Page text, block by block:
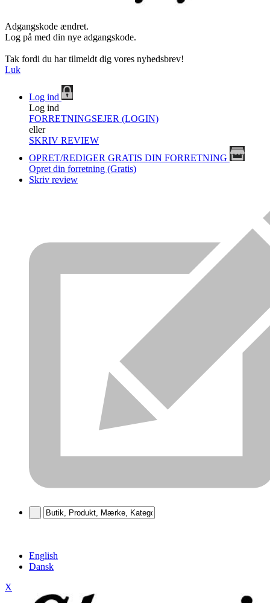
Adgangskode ændret.
Log på med din nye adgangskode.
Tak fordi du har tilmeldt dig vores nyhedsbrev!
Luk
Log ind
Log ind
FORRETNINGSEJER (LOGIN)
eller
SKRIV REVIEW
OPRET/REDIGER GRATIS DIN FORRETNING
Opret din forretning (Gratis)
Skriv review
English
Dansk
X